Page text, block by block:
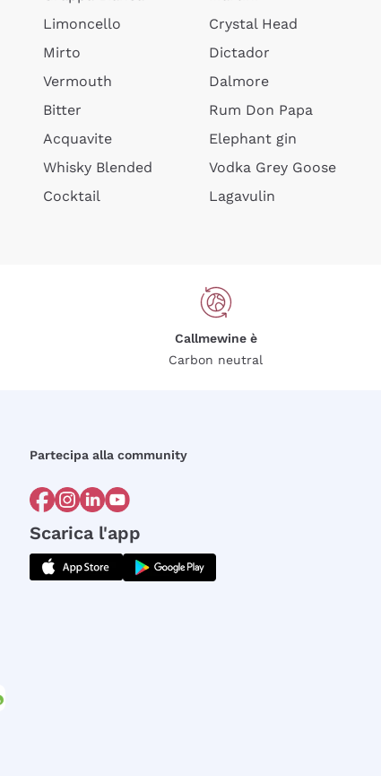
Limoncello
Mirto
Vermouth
Bitter
Acquavite
Whisky Blended
Cocktail
Crystal Head
Dictador
Dalmore
Rum Don Papa
Elephant gin
Vodka Grey Goose
Lagavulin
Callmewine è
Carbon neutral
Partecipa alla community
Scarica l'app